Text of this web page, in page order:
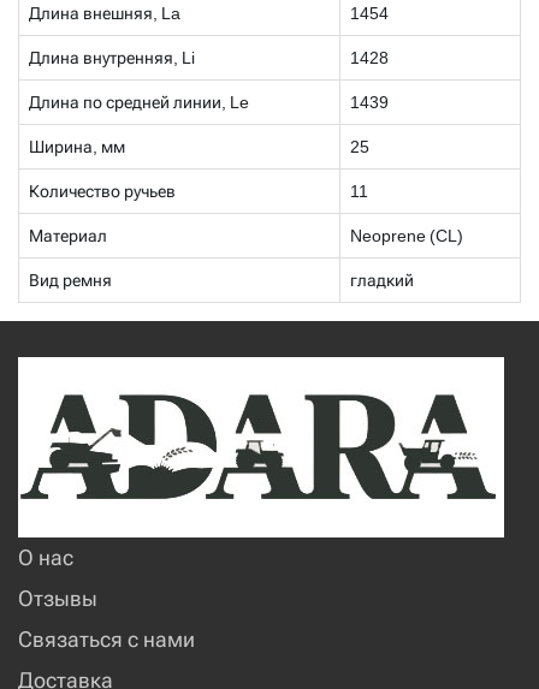
Длина внешняя, La 1454
Длина внутренняя, Li 1428
Длина по средней линии, Le 1439
Ширина, мм 25
Количество ручьев 11
Материал Neoprene (CL)
Вид ремня гладкий
О нас
Отзывы
Связаться с нами
Доставка